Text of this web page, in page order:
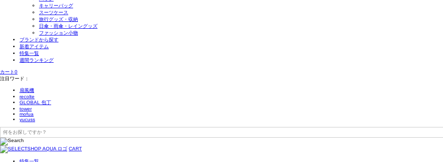
キャリーバッグ
スーツケース
旅行グッズ・収納
日傘・雨傘・レイングッズ
ファッション小物
ブランドから探す
新着アイテム
特集一覧
週間ランキング
カート0
注目ワード：
扇風機
recolte
GLOBAL 包丁
tower
mofua
yucuss
CART